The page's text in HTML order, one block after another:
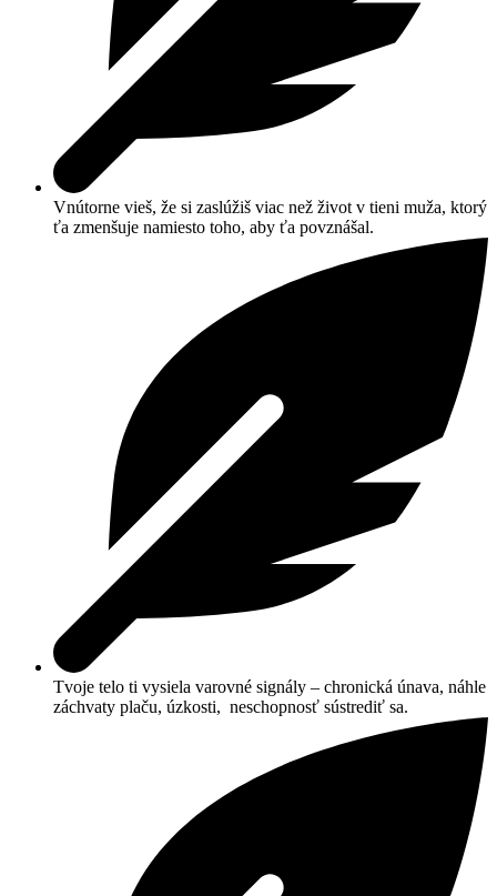
Vnútorne vieš, že si zaslúžiš viac než život v tieni muža, ktorý
ťa zmenšuje namiesto toho, aby ťa povznášal.
Tvoje telo ti vysiela varovné signály – chronická únava, náhle
záchvaty plaču, úzkosti, neschopnosť sústrediť sa.